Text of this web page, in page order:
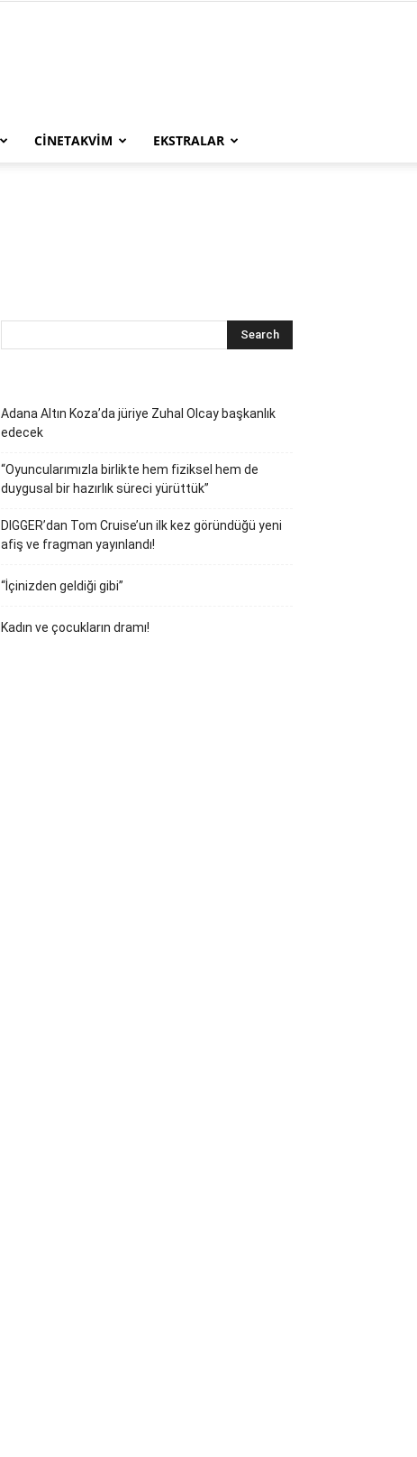
CINETAKVIM EKSTRALAR
Adana Altın Koza’da jüriye Zuhal Olcay başkanlık
edecek
“Oyuncularımızla birlikte hem fiziksel hem de
duygusal bir hazırlık süreci yürüttük”
DIGGER’dan Tom Cruise’un ilk kez göründüğü yeni
afiş ve fragman yayınlandı!
“İçinizden geldiği gibi”
Kadın ve çocukların dramı!